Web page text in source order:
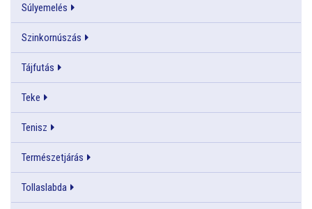
Súlyemelés
Szinkornúszás
Tájfutás
Teke
Tenisz
Természetjárás
Tollaslabda